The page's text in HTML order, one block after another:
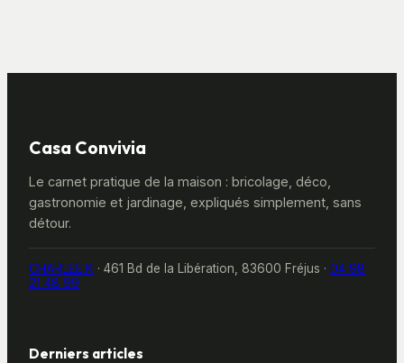
Casa Convivia
Le carnet pratique de la maison : bricolage, déco,
gastronomie et jardinage, expliqués simplement, sans
détour.
CHARLEE.K · 461 Bd de la Libération, 83600 Fréjus · 04 98
21 48 99
Derniers articles